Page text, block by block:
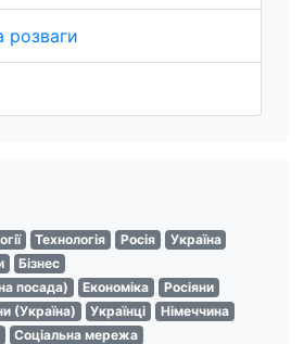
розваги
Технологія Росія
Україна
Бізнес
посада)
Економіка
Росіяни
(Україна)
Українці
Німеччина
Соціальна мережа